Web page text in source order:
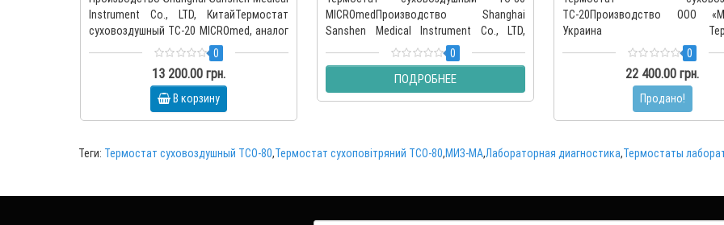
Instrument Co., LTD, КитайТермостат
суховоздушный ТС-20 MICROmed, аналог
ТС-1/20 СПУ, ТВ-20-ПЗ-К, предназнач..
0
13 200.00 грн.
В корзину
MICROmedПроизводство Shanghai
Sanshen Medical Instrument Co., LTD,
Китай Термостат сух..
0
ПОДРОБНЕЕ
ТС-20Производство ООО
Украина
суховоздушный ТС-20
0
22 400.00 грн.
Продано!
Теги: Термостат суховоздушный ТСО-80,Термостат сухоповітряний ТСО-80,МИЗ-МА,Лабораторная диагностика,Термостаты